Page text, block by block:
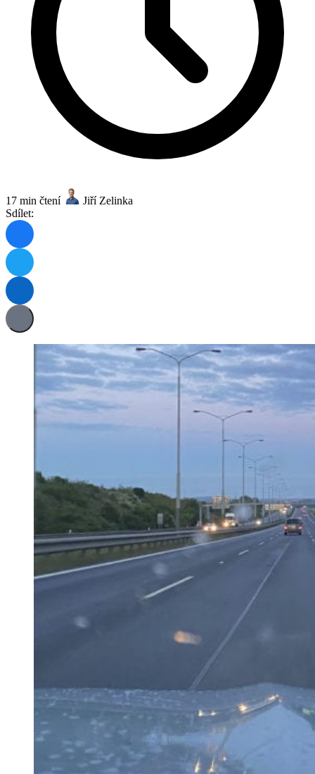
17 min čtení
Jiří Zelinka
Sdílet: